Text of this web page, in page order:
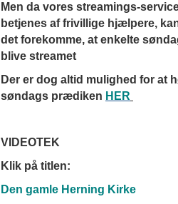
Men da vores streamings-
betjenes af frivillige hjælpere,
det forekomme, at enkelte
blive streamet
Der er dog altid mulighed for at
søndags prædiken HER
VIDEOTEK
Klik på titlen:
Den gamle Herning Kirke